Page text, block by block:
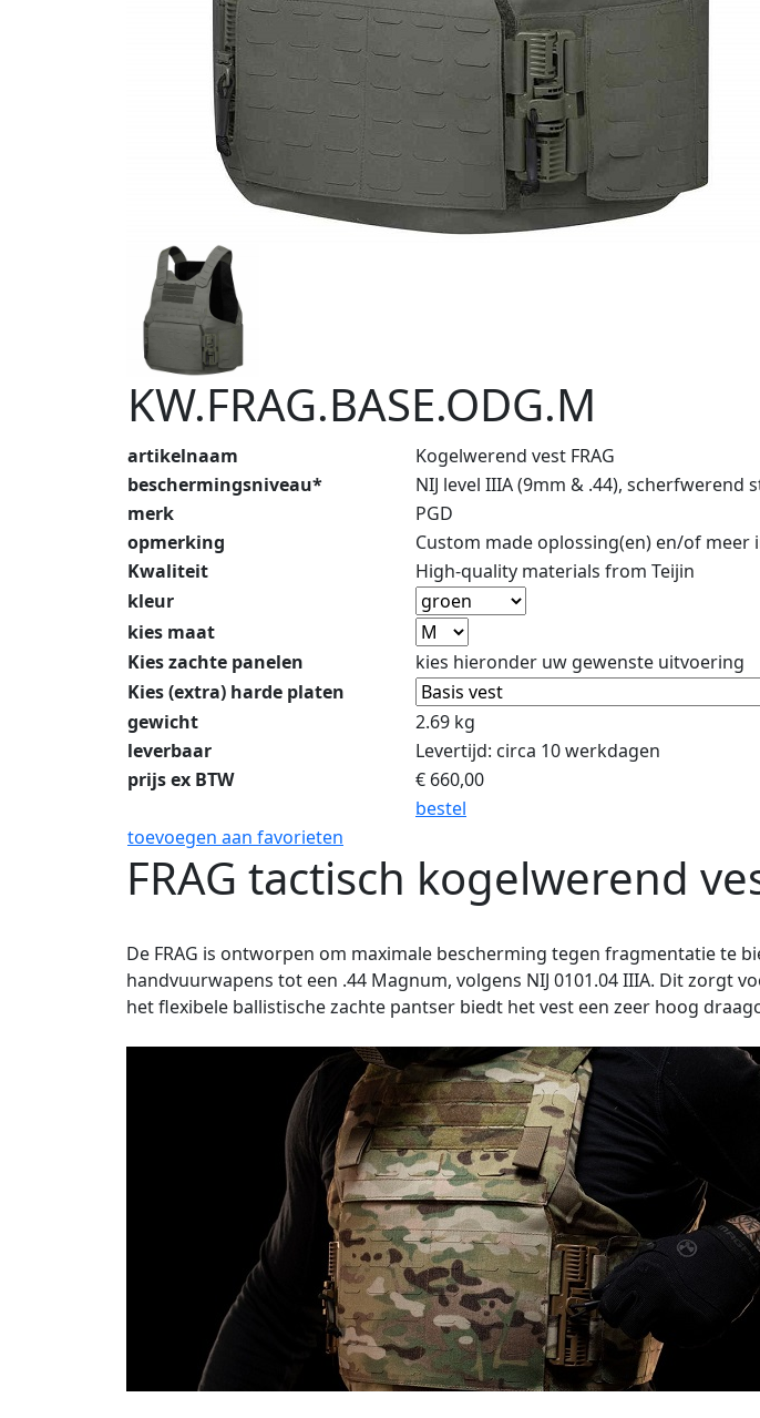
KW.FRAG.BASE.ODG.M
artikelnaam
Kogelwerend vest FRAG
beschermingsniveau*
NIJ level IIIA (9mm & .44), scherfwerend
merk
PGD
opmerking
Custom made oplossing(en) en/of meer
Kwaliteit
High-quality materials from Teijin
kleur
kies maat
Kies zachte panelen
kies hieronder uw gewenste uitvoering
Kies (extra) harde platen
gewicht
2.69 kg
leverbaar
Levertijd: circa 10 werkdagen
prijs ex BTW
€ 660,00
bestel
toevoegen aan favorieten
FRAG tactisch kogelwerend
De FRAG is ontworpen om maximale bescherming tegen fragmentatie te
handvuurwapens tot een .44 Magnum, volgens NIJ 0101.04 IIIA. Dit zorgt
het flexibele ballistische zachte pantser biedt het vest een zeer hoog